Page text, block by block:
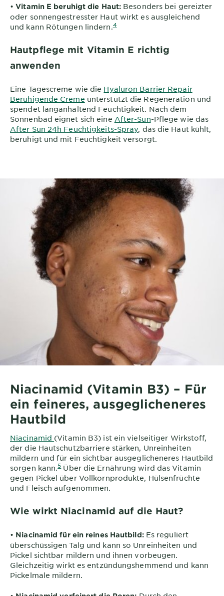
•Vitamin E beruhigt die Haut: Besonders bei gereizter
oder sonnengestresster Haut wirkt es ausgleichend
und kann Rötungen lindern.4
Hautpflege mit Vitamin E richtig
anwenden
Eine Tagescreme wie die Hyaluron Barrier Repair
Beruhigende Creme unterstützt die Regeneration und
spendet langanhaltend Feuchtigkeit. Nach dem
Sonnenbad eignet sich eine After-Sun-Pflege wie das
After Sun 24h Feuchtigkeits-Spray, das die Haut kühlt,
beruhigt und mit Feuchtigkeit versorgt.
Niacinamid (Vitamin B3) – Für
ein feineres, ausgeglicheneres
Hautbild
Niacinamid (Vitamin B3) ist ein vielseitiger Wirkstoff,
der die Hautschutzbarriere stärken, Unreinheiten
mildern und für ein sichtbar ausgeglicheneres Hautbild
sorgen kann.5Über die Ernährung wird das Vitamin
gegen Pickel über Vollkornprodukte, Hülsenfrüchte
und Fleisch aufgenommen.
Wie wirkt Niacinamid auf die Haut?
• Niacinamid für ein reines Hautbild:Es reguliert
überschüssigen Talg und kann so Unreinheiten und
Pickel sichtbar mildern und ihnen vorbeugen.
Gleichzeitig wirkt es entzündungshemmend und kann
Pickelmale mildern.